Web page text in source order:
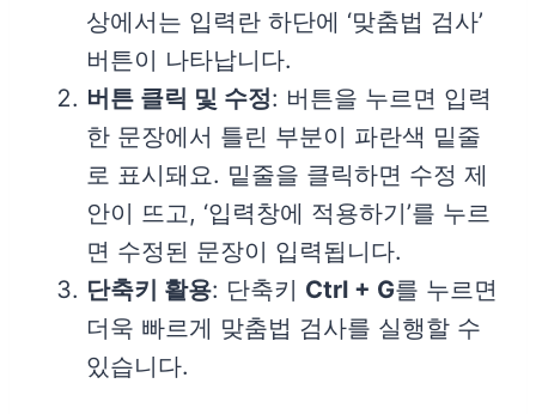
상에서는 입력란 하단에 ‘맞춤법 검사’
버튼이 나타납니다.
버튼 클릭 및 수정: 버튼을 누르면 입력
한 문장에서 틀린 부분이 파란색 밑줄
로 표시돼요. 밑줄을 클릭하면 수정 제
안이 뜨고, ‘입력창에 적용하기’를 누르
면 수정된 문장이 입력됩니다.
단축키 활용: 단축키 Ctrl + G를 누르면
더욱 빠르게 맞춤법 검사를 실행할 수
있습니다.